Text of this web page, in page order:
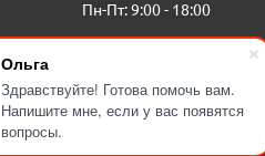
Ольга
Здравствуйте! Готова помочь вам.
Напишите мне, если у вас появятся
вопросы.
Пн-Пт: 9:00 - 18:00
info@ugbenzoteh.ru